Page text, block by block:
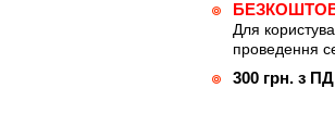
Для
проведення
300 грн. з